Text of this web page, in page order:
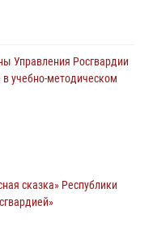
Управления Росгвардии
учебно-методическом
гражданского оружия
охраны Росгвардии за
сказка» Республики